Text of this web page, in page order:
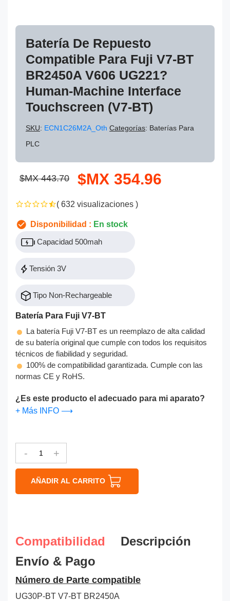
Batería De Repuesto
Compatible Para Fuji V7-BT
BR2450A V606 UG221?
Human-Machine Interface
Touchscreen (V7-BT)
SKU: ECN1C26M2A_Oth Categorías: Baterías Para
PLC
$MX 443.70 $MX 354.96
( 632 visualizaciones )
Disponibilidad : En stock
Capacidad 500mah
Tensión 3V
Tipo Non-Rechargeable
Batería Para Fuji V7-BT
La batería Fuji V7-BT es un reemplazo de alta calidad
de su batería original que cumple con todos los requisitos
técnicos de fiabilidad y seguridad.
100% de compatibilidad garantizada. Cumple con las
normas CE y RoHS.
¿Es este producto el adecuado para mi aparato?
+ Más INFO ⟶
- +
AÑADIR AL CARRITO
Compatibilidad
Descripción
Envío & Pago
Número de Parte compatible
UG30P-BT V7-BT BR2450A